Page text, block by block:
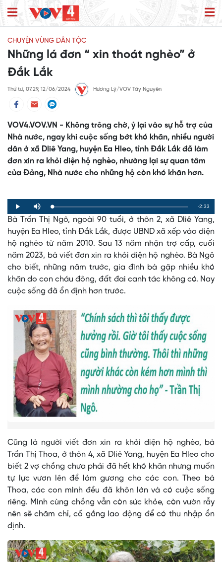
CHUYỆN VÙNG DÂN TỘC
Những lá đơn “ xin thoát nghèo” ở
Đắk Lắk
Thứ tư, 07:29, 12/06/2024 Hương Lý/VOV Tây Nguyên
VOV4.VOV.VN - Không trông chờ, ỷ lại vào sự hỗ trợ của
Nhà nước, ngay khi cuộc sống bớt khó khăn, nhiều người
dân ở xã Dliê Yang, huyện Ea Hleo, tỉnh Đắk Lắk đã làm
đơn xin ra khỏi diện hộ nghèo, nhường lại sự quan tâm
của Đảng, Nhà nước cho những hộ còn khó khăn hơn.
Play Mute Loaded:
0%
Progress:
0%
Remaining
Time
-2:33
Bà Trần Thị Ngô, ngoài 90 tuổi, ở thôn 2, xã Dliê Yang,
huyện Ea Hleo, tỉnh Đắk Lắk, được UBND xã xếp vào diện
hộ nghèo từ năm 2010. Sau 13 năm nhận trợ cấp, cuối
năm 2023, bà viết đơn xin ra khỏi diện hộ nghèo. Bà Ngô
cho biết, những năm trước, gia đình bà gặp nhiều khó
khăn do con cháu đông, đất đai canh tác không có. Nay
cuộc sống đã ổn định hơn trước.
Cũng là người viết đơn xin ra khỏi diện hộ nghèo, bà
Trần Thị Thoa, ở thôn 4, xã Dliê Yang, huyện Ea Hleo cho
biết 2 vợ chồng chưa phải đã hết khó khăn nhưng muốn
tự lực vươn lên để làm gương cho các con. Theo bà
Thoa, các con mình đều đã khôn lớn và có cuộc sống
riêng. Mình cùng chồng vẫn còn sức khỏe, còn vườn rẫy
nên sẽ chăm chỉ, cố gắng lao động để có thu nhập ổn
định.